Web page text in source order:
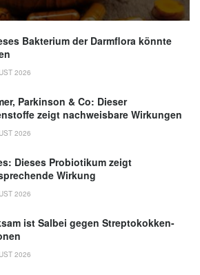
zur Schmerzlinderung
Bakterium der Darmflora könnte
2026
Parkinson & Co: Dieser
zeigt nachweisbare Wirkungen
2026
Dieses Probiotikum zeigt
Wirkung
2026
ist Salbei gegen Streptokokken-
2026